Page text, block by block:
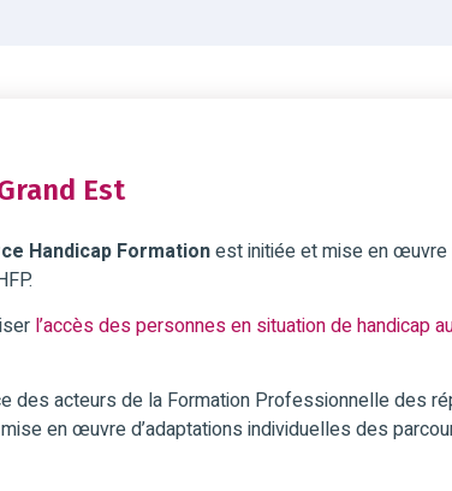
Est
Handicap Formationest initiée et mise en œuvre
l’accès des personnes en situation de handicap
des acteurs de la Formation Professionnelle des
en œuvre d’adaptations individuelles des